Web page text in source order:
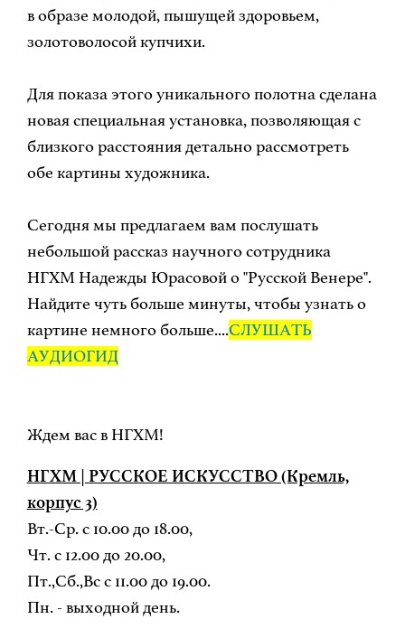
в образе молодой, пышущей здоровьем,
золотоволосой купчихи.
Для показа этого уникального полотна сделана
новая специальная установка, позволяющая с
близкого расстояния детально рассмотреть
обе картины художника.
Сегодня мы предлагаем вам послушать
небольшой рассказ научного сотрудника
НГХМ Надежды Юрасовой о "Русской Венере".
Найдите чуть больше минуты, чтобы узнать о
картине немного больше....СЛУШАТЬ
АУДИОГИД
Ждем вас в НГХМ!
НГХМ | РУССКОЕ ИСКУССТВО (Кремль,
корпус 3)
Вт.-Ср. с 10.00 до 18.00,
Чт. с 12.00 до 20.00,
Пт.,Сб.,Вс с 11.00 до 19.00.
Пн. - выходной день.